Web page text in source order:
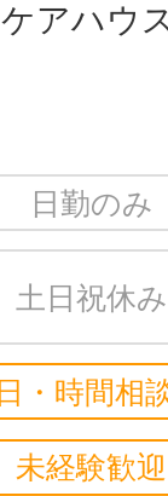
アハウ
日勤のみ
土日祝休み
・時間相
未経験歓迎